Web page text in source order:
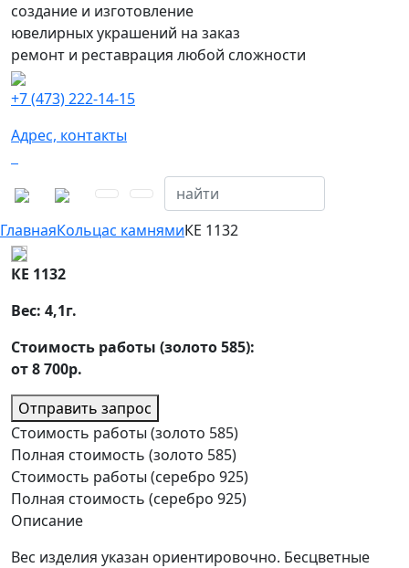
создание и изготовление
ювелирных украшений на заказ
ремонт и реставрация любой сложности
+7 (473) 222-14-15
Адрес, контакты
ГлавнаяКольцас камнямиКЕ 1132
КЕ 1132
Вес: 4,1г.
Стоимость работы (золото 585):
от 8 700р.
Отправить запрос
Стоимость работы (золото 585)
Полная стоимость (золото 585)
Стоимость работы (серебро 925)
Полная стоимость (серебро 925)
Описание
Вес изделия указан ориентировочно. Бесцветные